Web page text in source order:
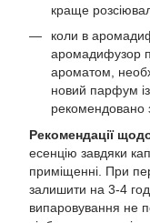
краще
коли в
аромадифузор
ароматом,
новий парфум
рекомендовано
Рекомендації
есенцію завдяки
приміщенні. При
залишити на 3-4
випаровування не